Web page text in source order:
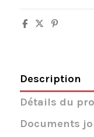
Description
Détails du
Documents